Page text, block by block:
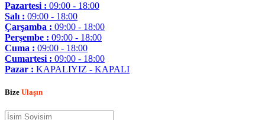
Pazartesi : 09:00 - 18:00
Salı : 09:00 - 18:00
Çarşamba : 09:00 - 18:00
Perşembe : 09:00 - 18:00
Cuma : 09:00 - 18:00
Cumartesi : 09:00 - 18:00
Pazar : KAPALIYIZ - KAPALI
Bize Ulaşın